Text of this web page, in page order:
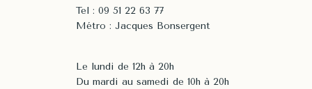
Tel : 09 51 22 63 77
Métro : Jacques Bonsergent
Le lundi de 12h à 20h
Du mardi au samedi de 10h à 20h